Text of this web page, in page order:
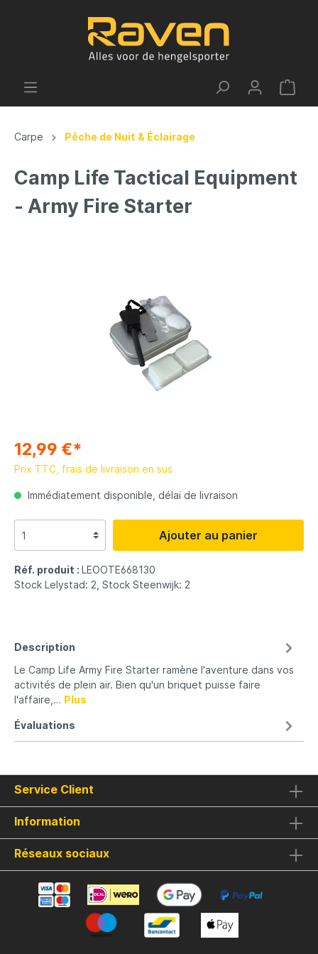
Carpe Pêche de Nuit & Éclairage
Camp Life Tactical Equipment
- Army Fire Starter
12,99 €*
Prix TTC, frais de livraison en sus
Immédiatement disponible, délai de livraison
Ajouter au panier
Réf. produit : LEOOTE668130
Stock Lelystad: 2, Stock Steenwijk: 2
Description
Le Camp Life Army Fire Starter ramène l'aventure dans vos
activités de plein air. Bien qu'un briquet puisse faire
l'affaire,… Plus
Évaluations
Service Client
Information
Réseaux sociaux